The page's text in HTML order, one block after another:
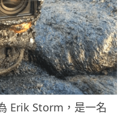
Erik Storm，是一名